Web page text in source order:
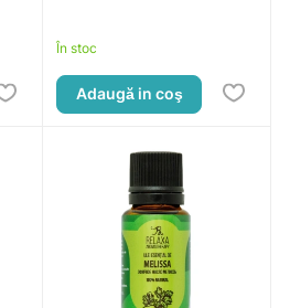
În stoc
Adaugă in coş